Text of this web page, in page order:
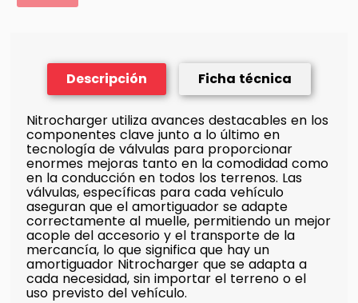
Descripción Ficha técnica
Nitrocharger utiliza avances destacables en los
componentes clave junto a lo último en
tecnología de válvulas para proporcionar
enormes mejoras tanto en la comodidad como
en la conducción en todos los terrenos. Las
válvulas, específicas para cada vehículo
aseguran que el amortiguador se adapte
correctamente al muelle, permitiendo un mejor
acople del accesorio y el transporte de la
mercancía, lo que significa que hay un
amortiguador Nitrocharger que se adapta a
cada necesidad, sin importar el terreno o el
uso previsto del vehículo.